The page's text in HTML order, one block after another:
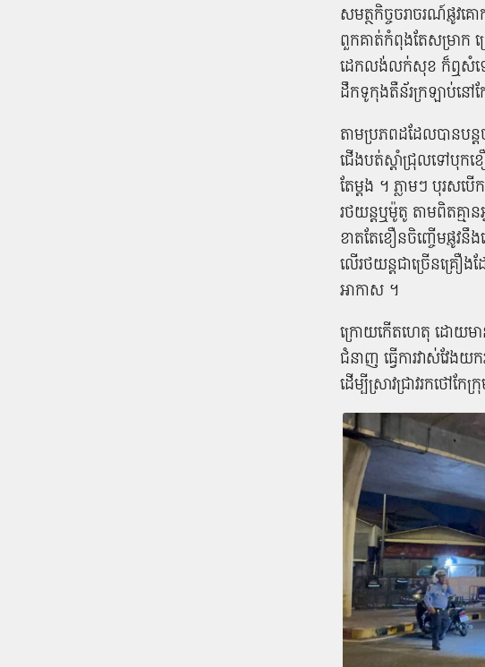
សមត្ថកិច្ច​ចរាចរណ៍​ផ្លូវគ
ពួកគាត់​កំពុង​តែ​សម្រាក​
ដេក​លង់លក់​សុខ​ ក៏​ឮ​សំឡេង​
ដឹក​ទូ​កុងតឺន័រ​ក្រឡាប់​នៅ​
តាមប្រភពដដែលបានបន្
ជើង​បត់​ស្ដាំ​ជ្រុល​ទៅ​បុក​ខ
តែ​ម្ដង ។ ភ្លាម​ៗ​ ​បុរស​បើ
រថយន្ត​ឬ​ម៉ូតូ​ តាម​ពិត​គ្មា
ខាត​តែ​ខឿន​ចិញ្ចើម​ផ្លូវ​
លើ​រថយន្ត​ជា​ច្រើន​គ្រឿង​
អាកាស ។
ក្រោយ​កើតហេតុ​ ដោយមា
ជំនាញ ​ធ្វើការ​វាស់វែង​
ដើម្បី​ស្រាវជ្រាវ​រក​ថៅ